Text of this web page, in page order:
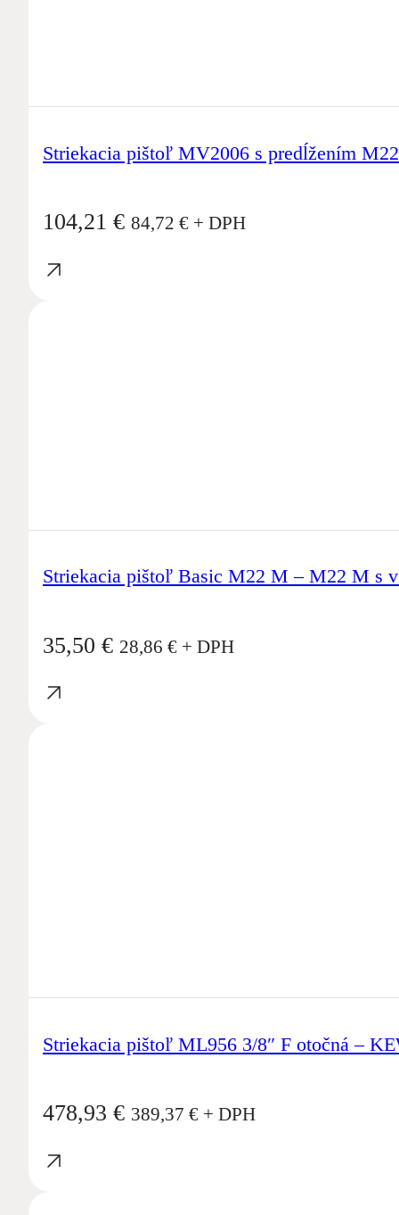
Striekacia pištoľ MV2006 s predĺžením
104,21 € 84,72 € + DPH
Striekacia pištoľ Basic M22 M – M22 M s
35,50 € 28,86 € + DPH
Striekacia pištoľ ML956 3/8″ F otočná –
478,93 € 389,37 € + DPH